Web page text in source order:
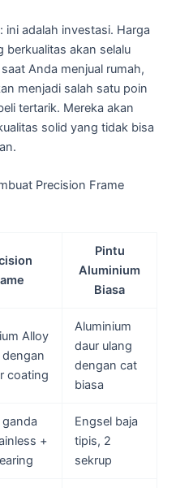
adalah investasi. Harga
akan selalu
Anda menjual rumah,
menjadi salah satu poin
tertarik. Mereka akan
solid yang tidak bisa
Precision Frame
Pintu
Aluminium
Biasa
Alloy
coating
Aluminium
daur ulang
dengan cat
biasa
+
Engsel baja
tipis, 2
sekrup